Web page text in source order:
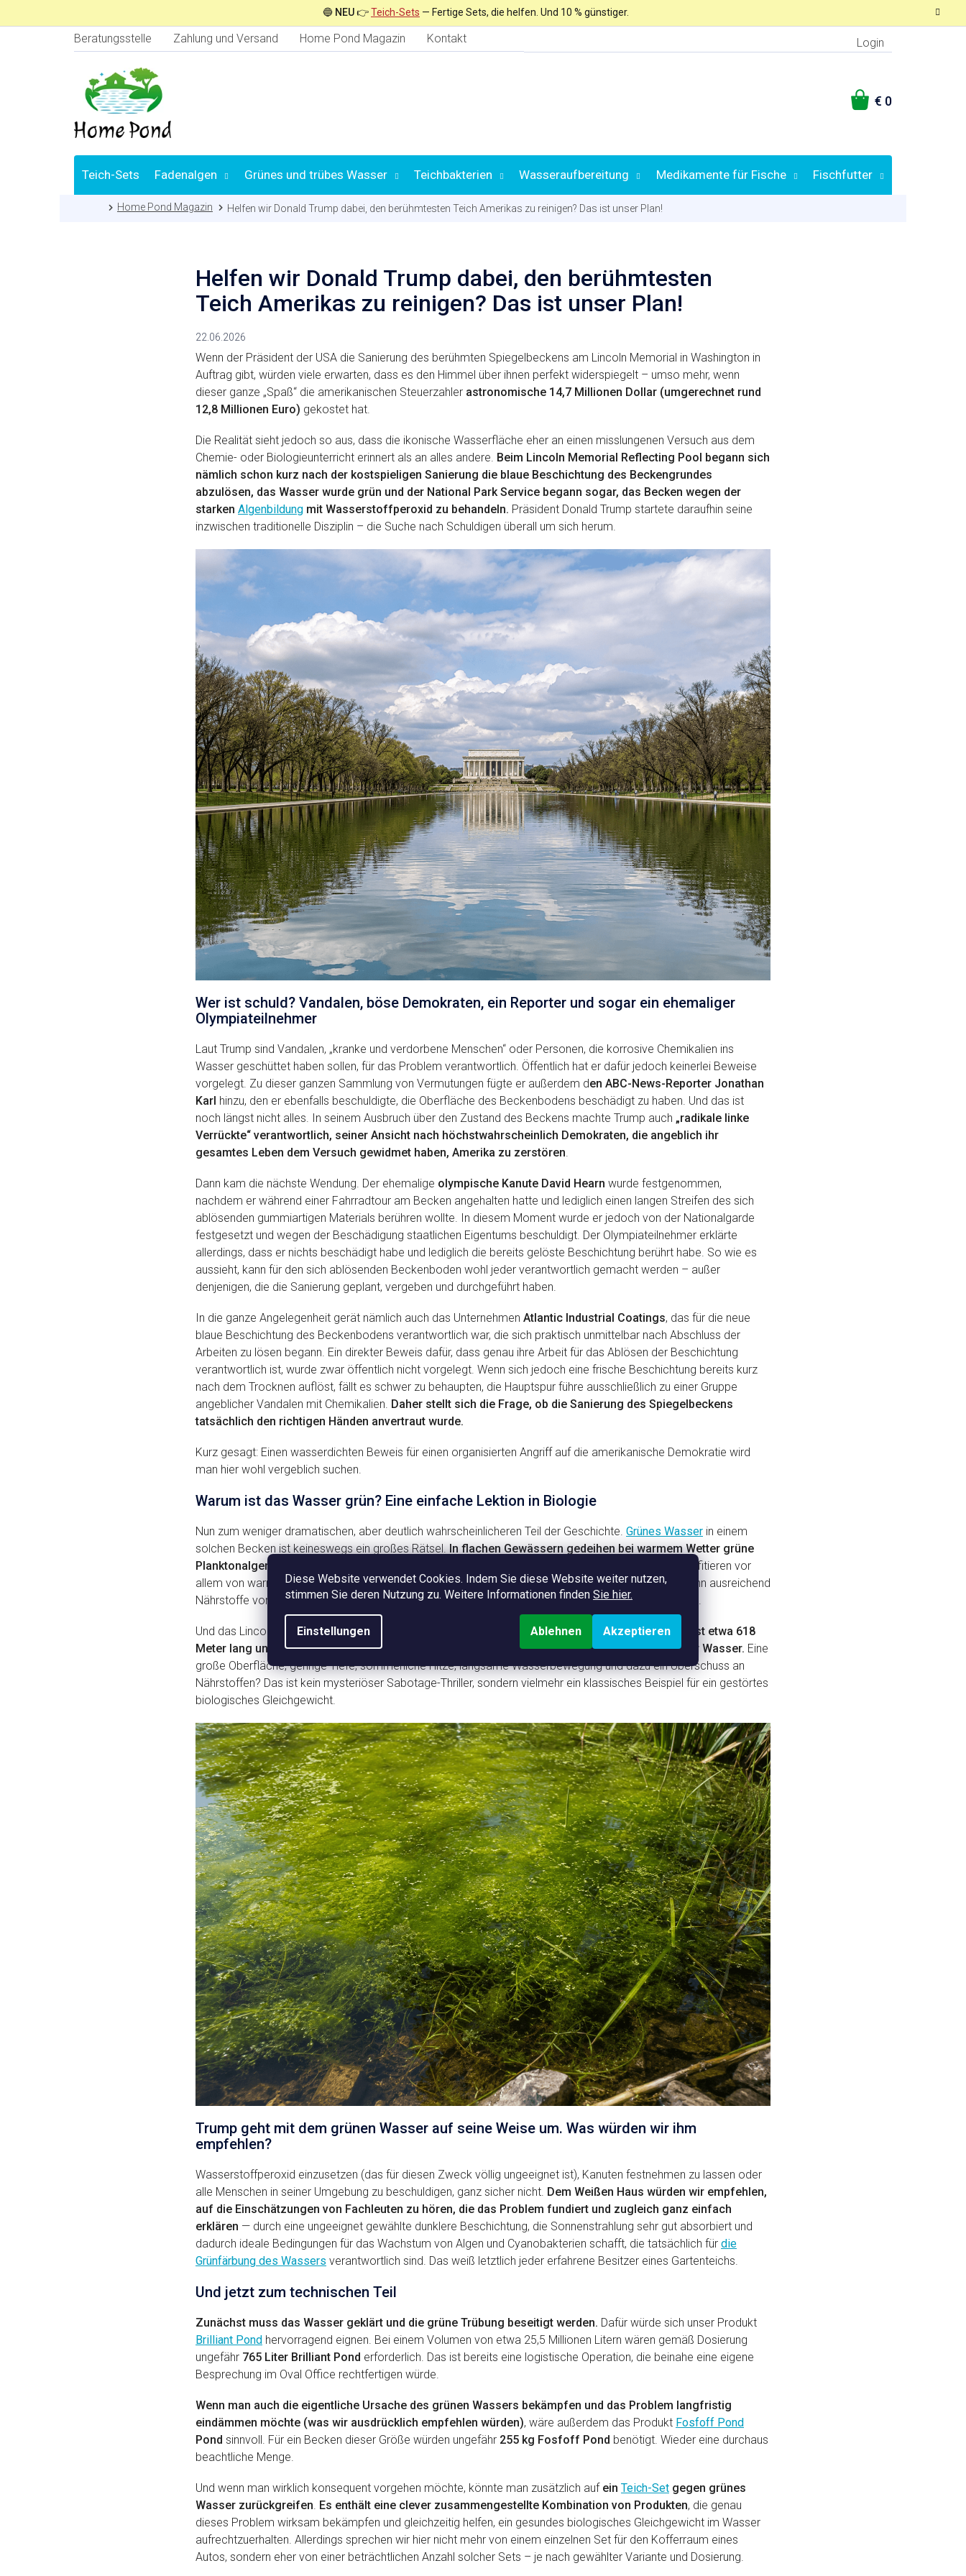
Diese Website verwendet Cookies. Indem Sie diese Website weiter nutzen,
stimmen Sie deren Nutzung zu. Weitere Informationen finden Sie hier.
Einstellungen Ablehnen Akzeptieren
🔵 NEU👉Teich-Sets — Fertige Sets, die helfen. Und 10 % günstiger.
Beratungsstelle Zahlung und Versand Home Pond Magazin Kontakt Login
WARENKORB
Teich-Sets Fadenalgen Grünes und trübes Wasser Teichbakterien Wasseraufbereitung Medikamente für Fische Fischfutter
Auswahl nach
Startseite
Home Pond Magazin Helfen wir Donald Trump dabei, den berühmtesten Teich Amerikas zu reinigen? Das ist unser Plan!
Helfen wir Donald Trump dabei, den berühmtesten
Teich Amerikas zu reinigen? Das ist unser Plan!
22.06.2026
Wenn der Präsident der USA die Sanierung des berühmten Spiegelbeckens am Lincoln Memorial in Washington in
Auftrag gibt, würden viele erwarten, dass es den Himmel über ihnen perfekt widerspiegelt – umso mehr, wenn
dieser ganze „Spaß“ die amerikanischen Steuerzahler astronomische 14,7 Millionen Dollar (umgerechnet rund
12,8 Millionen Euro) gekostet hat.
Die Realität sieht jedoch so aus, dass die ikonische Wasserfläche eher an einen misslungenen Versuch aus dem
Chemie- oder Biologieunterricht erinnert als an alles andere. Beim Lincoln Memorial Reflecting Pool begann sich
nämlich schon kurz nach der kostspieligen Sanierung die blaue Beschichtung des Beckengrundes
abzulösen, das Wasser wurde grün und der National Park Service begann sogar, das Becken wegen der
starken Algenbildung mit Wasserstoffperoxid zu behandeln. Präsident Donald Trump startete daraufhin seine
inzwischen traditionelle Disziplin – die Suche nach Schuldigen überall um sich herum.
Wer ist schuld? Vandalen, böse Demokraten, ein Reporter und sogar ein ehemaliger
Olympiateilnehmer
Laut Trump sind Vandalen, „kranke und verdorbene Menschen“ oder Personen, die korrosive Chemikalien ins
Wasser geschüttet haben sollen, für das Problem verantwortlich. Öffentlich hat er dafür jedoch keinerlei Beweise
vorgelegt. Zu dieser ganzen Sammlung von Vermutungen fügte er außerdem den ABC-News-Reporter Jonathan
Karl hinzu, den er ebenfalls beschuldigte, die Oberfläche des Beckenbodens beschädigt zu haben. Und das ist
noch längst nicht alles. In seinem Ausbruch über den Zustand des Beckens machte Trump auch „radikale linke
Verrückte“ verantwortlich, seiner Ansicht nach höchstwahrscheinlich Demokraten, die angeblich ihr
gesamtes Leben dem Versuch gewidmet haben, Amerika zu zerstören
Dann kam die nächste Wendung. Der ehemalige olympische Kanute David Hearn wurde festgenommen,
nachdem er während einer Fahrradtour am Becken angehalten hatte und lediglich einen langen Streifen des sich
ablösenden gummiartigen Materials berühren wollte. In diesem Moment wurde er jedoch von der Nationalgarde
festgesetzt und wegen der Beschädigung staatlichen Eigentums beschuldigt. Der Olympiateilnehmer erklärte
allerdings, dass er nichts beschädigt habe und lediglich die bereits gelöste Beschichtung berührt habe. So wie es
aussieht, kann für den sich ablösenden Beckenboden wohl jeder verantwortlich gemacht werden – außer
denjenigen, die die Sanierung geplant, vergeben und durchgeführt haben.
In die ganze Angelegenheit gerät nämlich auch das Unternehmen Atlantic Industrial Coatings, das für die neue
blaue Beschichtung des Beckenbodens verantwortlich war, die sich praktisch unmittelbar nach Abschluss der
Arbeiten zu lösen begann. Ein direkter Beweis dafür, dass genau ihre Arbeit für das Ablösen der Beschichtung
verantwortlich ist, wurde zwar öffentlich nicht vorgelegt. Wenn sich jedoch eine frische Beschichtung bereits kurz
nach dem Trocknen auflöst, fällt es schwer zu behaupten, die Hauptspur führe ausschließlich zu einer Gruppe
angeblicher Vandalen mit Chemikalien. Daher stellt sich die Frage, ob die Sanierung des Spiegelbeckens
tatsächlich den richtigen Händen anvertraut wurde.
Kurz gesagt: Einen wasserdichten Beweis für einen organisierten Angriff auf die amerikanische Demokratie wird
man hier wohl vergeblich suchen.
Warum ist das Wasser grün? Eine einfache Lektion in Biologie
Nun zum weniger dramatischen, aber deutlich wahrscheinlicheren Teil der Geschichte. Grünes Wasser in einem
solchen Becken ist keineswegs ein großes Rätsel.In flachen Gewässern gedeihen bei warmem Wetter grüne
Planktonalgen und unter bestimmten Bedingungen auch Cyanobakterien besonders gut.
Sie profitieren vor
allem von warmem, langsam fließendem oder nahezu stehendem Wasser – insbesondere dann, wenn ausreichend
Nährstoffe vorhanden sind. Genau solche Bedingungen sind wie geschaffen für derartige Algenblüten.
Und das Lincoln Memorial Reflecting Pool ist für dieses Problem praktisch ein Lehrbuchbeispiel.
Es ist etwa 618
Meter lang und 50,9 Meter breit, gleichzeitig sehr flach und enthält ungefähr 25,5 Millionen Liter Wasser. Eine
große Oberfläche, geringe Tiefe, sommerliche Hitze, langsame Wasserbewegung und dazu ein Überschuss an
Nährstoffen? Das ist kein mysteriöser Sabotage-Thriller, sondern vielmehr ein klassisches Beispiel für ein gestörtes
biologisches Gleichgewicht.
Trump geht mit dem grünen Wasser auf seine Weise um. Was würden wir ihm
empfehlen?
Wasserstoffperoxid einzusetzen (das für diesen Zweck völlig ungeeignet ist), Kanuten festnehmen zu lassen oder
alle Menschen in seiner Umgebung zu beschuldigen, ganz sicher nicht. Dem Weißen Haus würden wir empfehlen,
auf die Einschätzungen von Fachleuten zu hören, die das Problem fundiert und zugleich ganz einfach
erklären — durch eine ungeeignet gewählte dunklere Beschichtung, die Sonnenstrahlung sehr gut absorbiert und
dadurch ideale Bedingungen für das Wachstum von Algen und Cyanobakterien schafft, die tatsächlich für die
Grünfärbung des Wassers verantwortlich sind. Das weiß letztlich jeder erfahrene Besitzer eines Gartenteichs.
Und jetzt zum technischen Teil
Zunächst muss das Wasser geklärt und die grüne Trübung beseitigt werden. Dafür würde sich unser Produkt
Brilliant Pond hervorragend eignen. Bei einem Volumen von etwa 25,5 Millionen Litern wären gemäß Dosierung
ungefähr 765 Liter Brilliant Pond erforderlich. Das ist bereits eine logistische Operation, die beinahe eine eigene
Besprechung im Oval Office rechtfertigen würde.
Wenn man auch die eigentliche Ursache des grünen Wassers bekämpfen und das Problem langfristig
eindämmen möchte (was wir ausdrücklich empfehlen würden), wäre außerdem das Produkt Fosfoff Pond
Pond sinnvoll. Für ein Becken dieser Größe würden ungefähr 255 kg Fosfoff Pond benötigt. Wieder eine durchaus
beachtliche Menge.
Und wenn man wirklich konsequent vorgehen möchte, könnte man zusätzlich auf ein Teich-Set gegen grünes
Wasser zurückgreifen. Es enthält eine clever zusammengestellte Kombination von Produkten, die genau
dieses Problem wirksam bekämpfen und gleichzeitig helfen, ein gesundes biologisches Gleichgewicht im Wasser
aufrechtzuerhalten. Allerdings sprechen wir hier nicht mehr von einem einzelnen Set für den Kofferraum eines
Autos, sondern eher von einer beträchtlichen Anzahl solcher Sets – je nach gewählter Variante und Dosierung.